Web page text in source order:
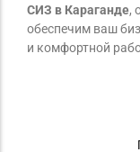
СИЗ в Караганде,
обеспечим ваш
и комфортной